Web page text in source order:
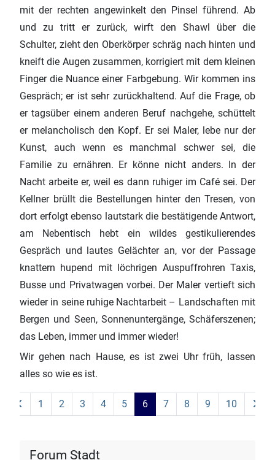
mit der rechten angewinkelt den Pinsel führend. Ab
und zu tritt er zurück, wirft den Shawl über die
Schulter, zieht den Oberkörper schräg nach hinten und
kneift die Augen zusammen, korrigiert mit dem kleinen
Finger die Nuance einer Farbgebung. Wir kommen ins
Gespräch; er ist sehr zurückhaltend. Auf die Frage, ob
er tagsüber einem anderen Beruf nachgehe, schüttelt
er melancholisch den Kopf. Er sei Maler, lebe nur der
Kunst, auch wenn es manchmal schwer sei, die
Familie zu ernähren. Er könne nicht anders. In der
Nacht arbeite er, weil es dann ruhiger im Café sei. Der
Kellner brüllt die Bestellungen hinter den Tresen, von
dort erfolgt ebenso lautstark die bestätigende Antwort,
am Nebentisch hebt ein wildes gestikulierendes
Gespräch und lautes Gelächter an, vor der Passage
knattern hupend mit löchrigen Auspuffrohren Taxis,
Busse und Privatwagen vorbei. Der Maler vertieft sich
wieder in seine ruhige Nachtarbeit – Landschaften mit
Bergen und Seen, Sonnenuntergänge, Schäferszenen;
das Leben, immer und immer wieder!
Wir gehen nach Hause, es ist zwei Uhr früh, lassen
alles so wie es ist.
1 2 3 4 5 6 7 8 9 10
Forum Stadt